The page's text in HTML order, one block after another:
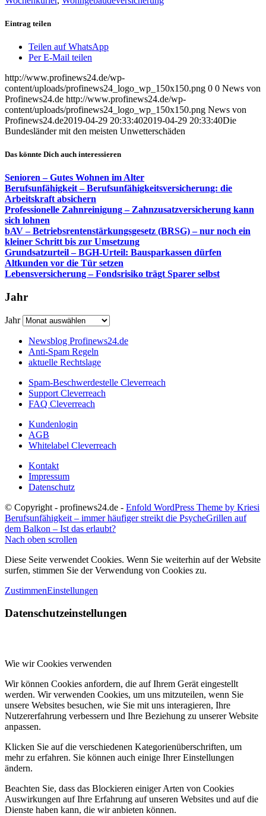
Eintrag teilen
Teilen auf WhatsApp
Per E-Mail teilen
http://www.profinews24.de/wp-
content/uploads/profinews24_logo_wp_150x150.png 0 0 News von
Profinews24.de http://www.profinews24.de/wp-
content/uploads/profinews24_logo_wp_150x150.png News von
Profinews24.de2019-04-29 20:33:402019-04-29 20:33:40Die
Bundesländer mit den meisten Unwetterschäden
Das könnte Dich auch interessieren
Senioren – Gutes Wohnen im Alter
Berufsunfähigkeit – Berufsunfähigkeitsversicherung: die
Arbeitskraft absichern
Professionelle Zahnreinigung – Zahnzusatzversicherung kann
sich lohnen
bAV – Betriebsrentenstärkungsgesetz (BRSG) – nur noch ein
kleiner Schritt bis zur Umsetzung
Grundsatzurteil – BGH-Urteil: Bausparkassen dürfen
Altkunden vor die Tür setzen
Lebensversicherung – Fondsrisiko trägt Sparer selbst
Jahr
Jahr
Newsblog Profinews24.de
Anti-Spam Regeln
aktuelle Rechtslage
Spam-Beschwerdestelle Cleverreach
Support Cleverreach
FAQ Cleverreach
Kundenlogin
AGB
Whitelabel Cleverreach
Kontakt
Impressum
Datenschutz
© Copyright - profinews24.de - Enfold WordPress Theme by Kriesi
Berufsunfähigkeit – immer häufiger streikt die PsycheGrillen auf
dem Balkon – Ist das erlaubt?
Nach oben scrollen
Diese Seite verwendet Cookies. Wenn Sie weiterhin auf der Website
surfen, stimmen Sie der Verwendung von Cookies zu.
ZustimmenEinstellungen
Datenschutzeinstellungen
Wie wir Cookies verwenden
Wir können Cookies anfordern, die auf Ihrem Gerät eingestellt
werden. Wir verwenden Cookies, um uns mitzuteilen, wenn Sie
unsere Websites besuchen, wie Sie mit uns interagieren, Ihre
Nutzererfahrung verbessern und Ihre Beziehung zu unserer Website
anpassen.
Klicken Sie auf die verschiedenen Kategorienüberschriften, um
mehr zu erfahren. Sie können auch einige Ihrer Einstellungen
ändern.
Beachten Sie, dass das Blockieren einiger Arten von Cookies
Auswirkungen auf Ihre Erfahrung auf unseren Websites und auf die
Dienste haben kann, die wir anbieten können.